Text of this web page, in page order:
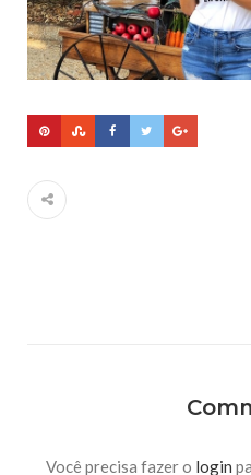
Você precisa fazer o login